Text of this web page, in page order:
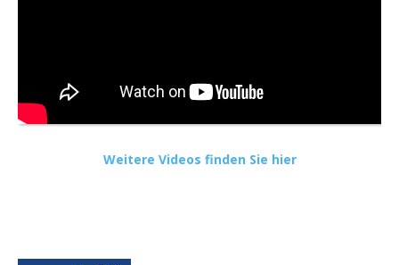
Weitere Videos finden Sie hier